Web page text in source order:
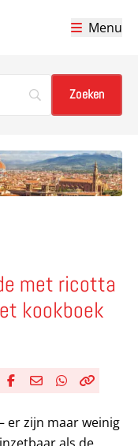
Menu
met ricotta
kookboek
er zijn maar weinig